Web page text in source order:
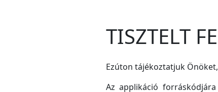
TISZTELT
Ezúton tájékoztatjuk
Az applikáció